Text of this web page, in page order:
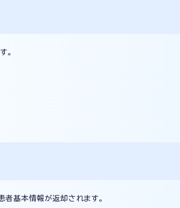
。
基本情報が返却されます。